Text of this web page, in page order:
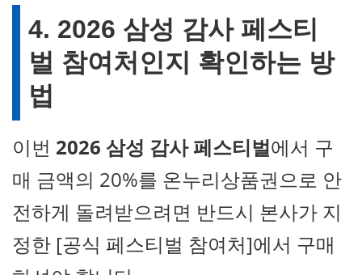
4. 2026 삼성 감사 페스티
벌 참여처인지 확인하는 방
법
이번 2026 삼성 감사 페스티벌에서 구
매 금액의 20%를 온누리상품권으로 안
전하게 돌려받으려면 반드시 본사가 지
정한 [공식 페스티벌 참여처]에서 구매